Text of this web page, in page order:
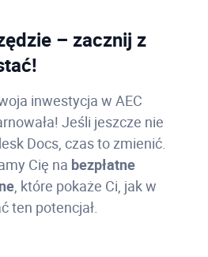
– zacznij z
inwestycja w AEC
Jeśli jeszcze nie
Docs, czas to zmienić.
Cię na bezpłatne
, które pokaże Ci, jak w
ten potencjał.